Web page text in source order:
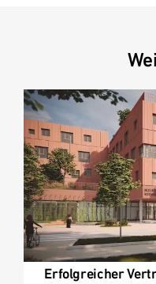
Erfolgreicher